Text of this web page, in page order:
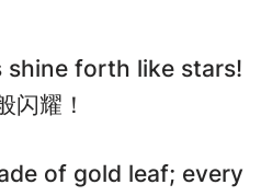
forth like stars!
闪耀！
of gold leaf; every